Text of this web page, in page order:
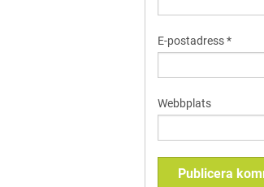
E-postadress*
Webbplats